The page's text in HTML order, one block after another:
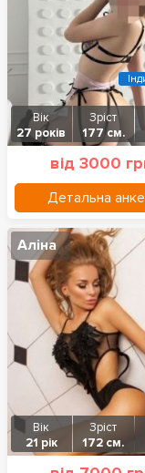
Вік
27 років
Зріст
177 см.
від 3000
Детальна
Аліна
Вік
21 рік
Зріст
172 см.